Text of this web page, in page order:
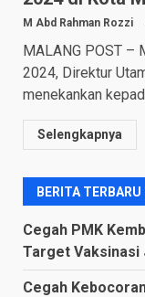
M Abd Rahman Rozzi
MALANG POST –
2024, Direktur
menekankan
Selengkapnya
BERITA TERBARU
Cegah PMK
Target Vaksinasi
Cegah